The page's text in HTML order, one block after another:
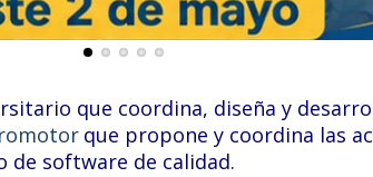
que coordina, diseña y
que propone y coordina las
de software de calidad.